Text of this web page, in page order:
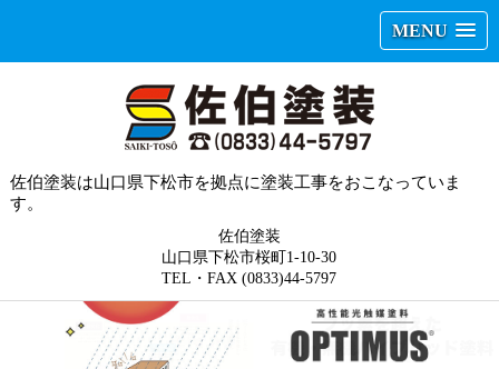
MENU
佐伯塗装は山口県下松市を拠点に塗装工事をおこなっていま
す。
佐伯塗装
山口県下松市桜町1-10-30
TEL・FAX (0833)44-5797